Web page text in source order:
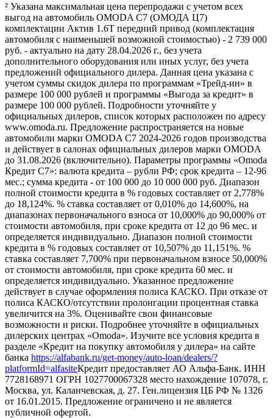
² Указана максимальная цена перепродажи с учетом всех
выгод на автомобиль OMODA C7 (ОМОДА Ц7)
комплектации Актив 1.6T передний привод (комплектация
автомобиля с наименьшей возможной стоимостью) - 2 739 000
руб. - актуально на дату 28.04.2026 г., без учета
дополнительного оборудования или иных услуг, без учета
предложений официального дилера. Данная цена указана с
учетом суммы скидок дилера по программам «Трейд-ин» в
размере 100 000 рублей и программы «Выгода за кредит» в
размере 100 000 рублей. Подробности уточняйте у
официальных дилеров, список которых расположен по адресу
www.omoda.ru. Предложение распространяется на новые
автомобили марки OMODA C7 2024-2026 годов производства
и действует в салонах официальных дилеров марки OMODA
до 31.08.2026 (включительно). Параметры программы «Omoda
Кредит C7»: валюта кредита – рубли РФ; срок кредита – 12-96
мес.; сумма кредита - от 100 000 до 10 000 000 руб. Диапазон
полной стоимости кредита в % годовых составляет от 2,778%
до 18,124%. % ставка составляет от 0,010% до 14,600%, на
диапазонах первоначального взноса от 10,000% до 90,000% от
стоимости автомобиля, при сроке кредита от 12 до 96 мес. и
определяется индивидуально. Диапазон полной стоимости
кредита в % годовых составляет от 10,507% до 11,151%. %
ставка составляет 7,700% при первоначальном взносе 50,000%
от стоимости автомобиля, при сроке кредита 60 мес. и
определяется индивидуально. Указанное предложение
действует в случае оформления полиса КАСКО. При отказе от
полиса КАСКО/отсутствии пролонгации процентная ставка
увеличится на 3%. Оценивайте свои финансовые
возможности и риски. Подробнее уточняйте в официальных
дилерских центрах «Omoda». Изучите все условия кредита в
разделе «Кредит на покупку автомобиля у дилера» на сайте
банка https://alfabank.ru/get-money/auto-loan/dealers/?
platformId=alfasiteКредит предоставляет АО Альфа-Банк. ИНН
7728168971 ОГРН 1027700067328 место нахождение 107078, г.
Москва, ул. Каланчевская, д. 27. Ген.лицензия ЦБ РФ № 1326
от 16.01.2015. Предложение ограничено и не является
публичной офертой.